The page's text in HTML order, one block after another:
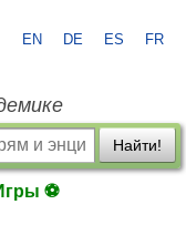
EN DE ES FR
Найти!
⚽